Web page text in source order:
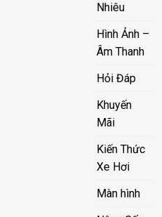
Nhiêu
Hình Ảnh –
Âm Thanh
Hỏi Đáp
Khuyến
Mãi
Kiến Thức
Xe Hơi
Màn hình